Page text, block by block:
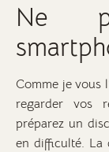
Ne
Comme je vous
regarder vos
préparez un
en difficulté. La